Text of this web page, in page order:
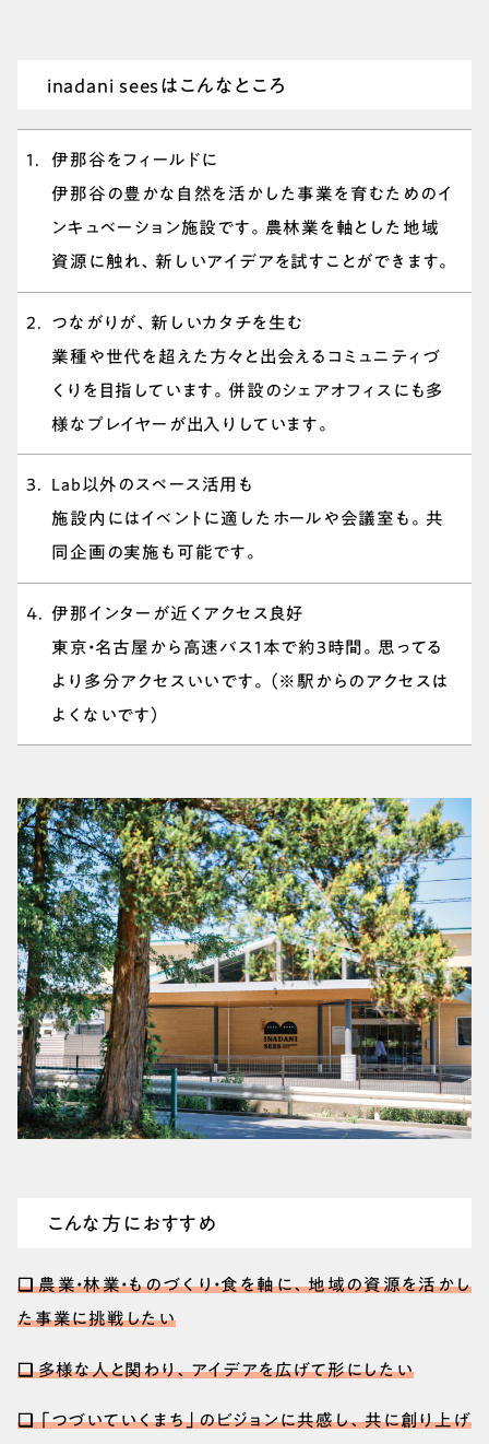
inadani seesはこんなところ
伊那谷をフィールドに
伊那谷の豊かな自然を活かした事業を育むためのイ
ンキュベーション施設です。農林業を軸とした地域
資源に触れ、新しいアイデアを試すことができます。
つながりが、新しいカタチを生む
業種や世代を超えた方々と出会えるコミュニティづ
くりを目指しています。併設のシェアオフィスにも多
様なプレイヤーが出入りしています。
Lab以外のスペース活用も
施設内にはイベントに適したホールや会議室も。共
同企画の実施も可能です。
伊那インターが近くアクセス良好
東京・名古屋から高速バス1本で約3時間。思ってる
より多分アクセスいいです。（※駅からのアクセスは
よくないです）
こんな方におすすめ
❑ 農業・林業・ものづくり・食を軸に、地域の資源を活かし
た事業に挑戦したい
❑ 多様な人と関わり、アイデアを広げて形にしたい
❑ 「つづいていくまち」のビジョンに共感し、共に創り上げ